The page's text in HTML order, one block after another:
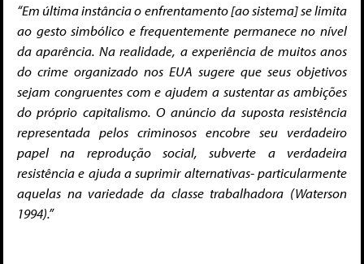
“Em última instância o enfrentamento [ao sistema] se limita
ao gesto simbólico e frequentemente permanece no nível
da aparência. Na realidade, a experiência de muitos anos
do crime organizado nos EUA sugere que seus objetivos
sejam congruentes com e ajudem a sustentar as ambições
do próprio capitalismo. O anúncio da suposta resistência
representada pelos criminosos encobre seu verdadeiro
papel na reprodução social, subverte a verdadeira
resistência e ajuda a suprimir alternativas- particularmente
aquelas na variedade da classe trabalhadora (Waterson
1994).”